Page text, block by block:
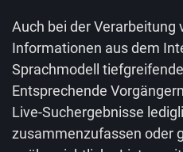
Auch bei der Verarbeitung
Informationen aus dem
Sprachmodell
Entsprechende
Live-Suchergebnisse
zusammenzufassen oder